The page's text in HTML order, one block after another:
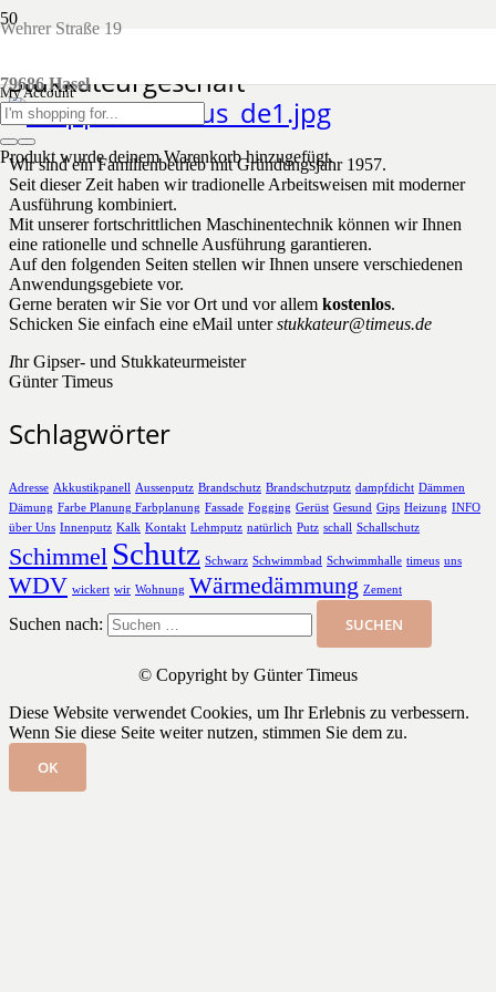
Wehrer Straße 19
79686 Hasel
My Account
Produkt wurde deinem Warenkorb hinzugefügt.
Stukkateurgeschäft
Wir sind ein Familienbetrieb mit Gründungsjahr 1957.
Seit dieser Zeit haben wir tradionelle Arbeitsweisen mit moderner
Ausführung kombiniert.
Mit unserer fortschrittlichen Maschinentechnik können wir Ihnen
eine rationelle und schnelle Ausführung garantieren.
Auf den folgenden Seiten stellen wir Ihnen unsere verschiedenen
Anwendungsgebiete vor.
Gerne beraten wir Sie vor Ort und vor allem kostenlos.
Schicken Sie einfach eine eMail unterstukkateur@timeus.de
Ihr Gipser- und Stukkateurmeister
Günter Timeus
Schlagwörter
Adresse Akkustikpanell Aussenputz Brandschutz Brandschutzputz dampfdicht Dämmen
Dämung Farbe Planung Farbplanung Fassade Fogging Gerüst Gesund Gips Heizung INFO
über Uns Innenputz Kalk Kontakt Lehmputz natürlich Putz schall Schallschutz
Schimmel Schutz Schwarz Schwimmbad Schwimmhalle timeus uns
WDV wickert wir Wohnung Wärmedämmung Zement
Suchen nach:
© Copyright by Günter Timeus
Diese Website verwendet Cookies, um Ihr Erlebnis zu verbessern.
Wenn Sie diese Seite weiter nutzen, stimmen Sie dem zu.
OK